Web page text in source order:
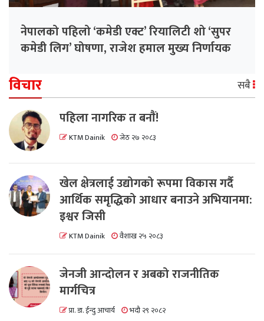
नेपालको पहिलो ‘कमेडी एक्ट’ रियालिटी शो ‘सुपर
कमेडी लिग’ घोषणा, राजेश हमाल मुख्य निर्णायक
विचार सबै
पहिला नागरिक त बनाैं!
KTM Dainik जेठ २७ २०८३
खेल क्षेत्रलाई उद्योगको रूपमा विकास गर्दै
आर्थिक समृद्धिको आधार बनाउने अभियानमा:
इश्वर जिसी
KTM Dainik वैशाख २५ २०८३
जेनजी आन्दोलन र अबको राजनीतिक
मार्गचित्र
प्रा. डा. ईन्दु आचार्य भदौ २९ २०८२